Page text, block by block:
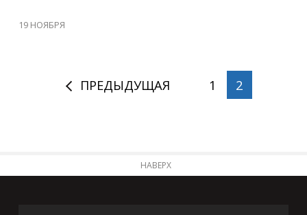
19 НОЯБРЯ
ПРЕДЫДУЩАЯ 1 2
НАВЕРХ